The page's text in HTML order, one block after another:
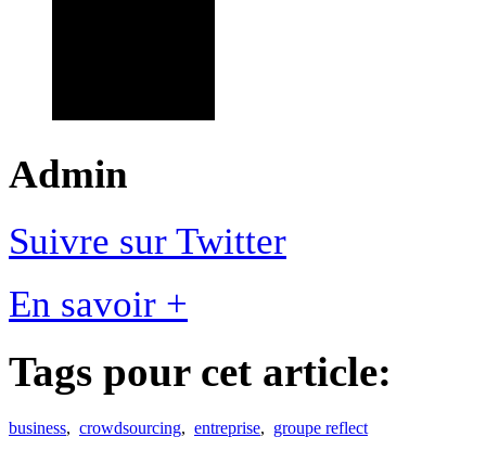
Admin
Suivre sur Twitter
En savoir +
Tags pour cet article:
business, crowdsourcing, entreprise, groupe reflect